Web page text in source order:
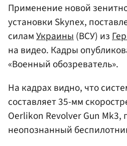
Применение новой
установки Skynex,
силамУкраины(ВСУ) из
на видео. Кадры
«Военный обозреватель».
На кадрах видно, что
составляет 35-мм
Oerlikon Revolver Gun Mk3,
неопознанный